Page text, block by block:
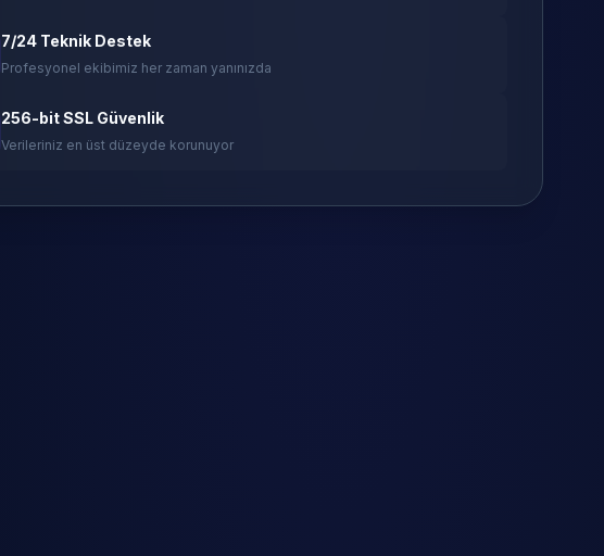
7/24 Teknik Destek
Profesyonel ekibimiz her zaman yanınızda
256-bit SSL Güvenlik
Verileriniz en üst düzeyde korunuyor